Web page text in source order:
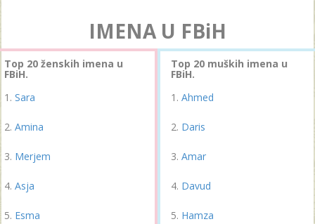
IMENA U FBiH
Top 20 ženskih imena u
FBiH.
Sara
Amina
Merjem
Asja
Esma
Top 20 muških imena u
FBiH.
Ahmed
Daris
Amar
Davud
Hamza